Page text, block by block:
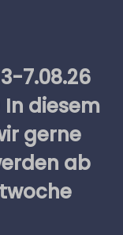
7.08.26
diesem
gerne
ab